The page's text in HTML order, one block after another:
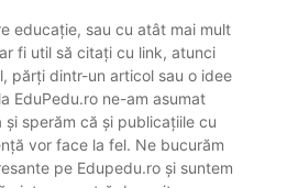
educație, sau cu atât mai mult
fi util să citați cu link, atunci
părți dintr-un articol sau o idee
EduPedu.ro ne-am asumat
sperăm că și publicațiile cu
vor face la fel. Ne bucurăm
pe Edupedu.ro și suntem